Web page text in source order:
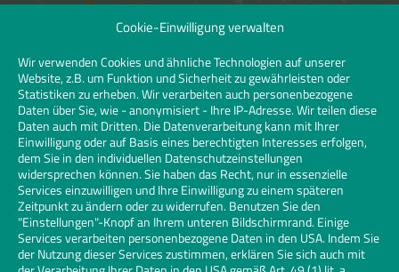
Cookie-Einwilligung verwalten
Wir verwenden Cookies und ähnliche Technologien auf unserer
Website, z.B. um Funktion und Sicherheit zu gewährleisten oder
Statistiken zu erheben. Wir verarbeiten auch personenbezogene
Daten über Sie, wie - anonymisiert - Ihre IP-Adresse. Wir teilen diese
Daten auch mit Dritten. Die Datenverarbeitung kann mit Ihrer
Einwilligung oder auf Basis eines berechtigten Interesses erfolgen,
dem Sie in den individuellen Datenschutzeinstellungen
widersprechen können. Sie haben das Recht, nur in essenzielle
Services einzuwilligen und Ihre Einwilligung zu einem späteren
Zeitpunkt zu ändern oder zu widerrufen. Benutzen Sie den
"Einstellungen"-Knopf an Ihrem unteren Bildschirmrand. Einige
Services verarbeiten personenbezogene Daten in den USA. Indem Sie
der Nutzung dieser Services zustimmen, erklären Sie sich auch mit
Klicken Sie hier, um Marketing-Cookies zu
akzeptieren und diesen Inhalt zu
aktivieren | Click to accept marketing
cookies and enable this content